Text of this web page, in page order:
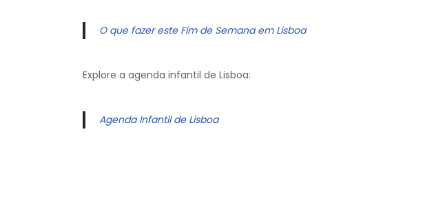
O que fazer este Fim de Semana em Lisboa
Explore a agenda infantil de Lisboa:
Agenda Infantil de Lisboa